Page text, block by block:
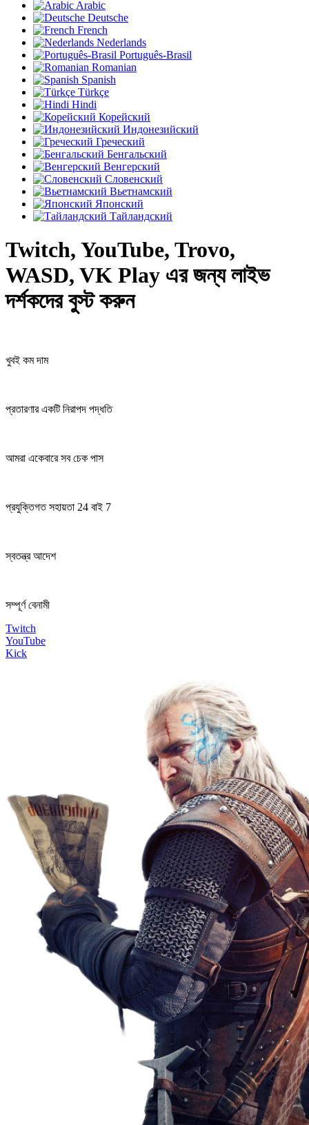
Arabic
Deutsche
French
Nederlands
Português-Brasil
Romanian
Spanish
Türkçe
Hindi
Корейский
Индонезийский
Греческий
Бенгальский
Венгерский
Словенский
Вьетнамский
Японский
Тайландский
Twitch, YouTube, Trovo,
WASD, VK Play এর জন্য লাইভ
দর্শকদের বুস্ট করুন
খুবই কম দাম
প্রতারণার একটি নিরাপদ পদ্ধতি
আমরা একেবারে সব চেক পাস
প্রযুক্তিগত সহায়তা 24 বাই 7
স্বতন্ত্র আদেশ
সম্পূর্ণ বেনামী
Twitch
YouTube
Kick